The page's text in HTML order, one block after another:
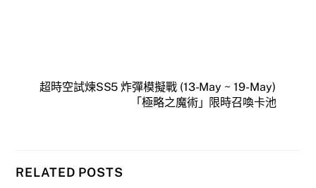
超時空試煉SS5 炸彈模擬戰 (13-May ~ 19-May)
「極略之魔術」限時召喚卡池
RELATED POSTS